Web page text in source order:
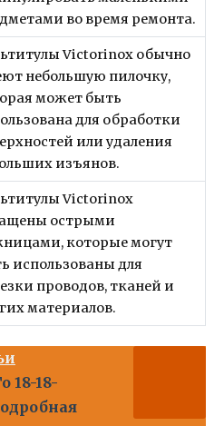
во время ремонта.
Victorinox обычно
небольшую пилочку,
может быть
для обработки
или удаления
изъянов.
Victorinox
острыми
которые могут
использованы для
проводов, тканей и
материалов.
18-18-